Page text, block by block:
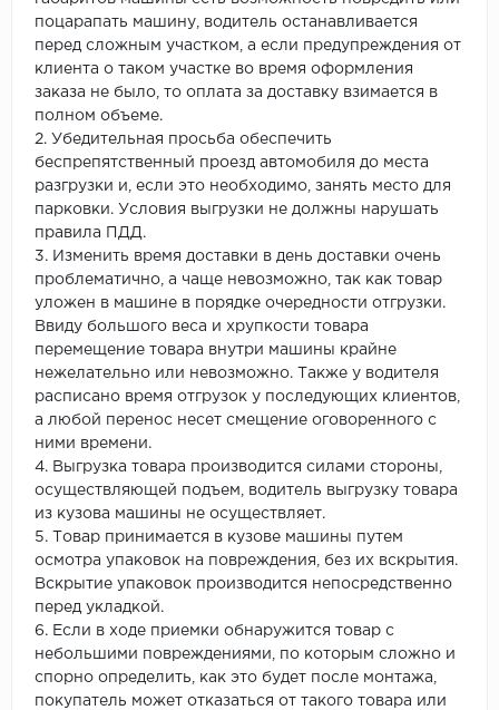
поцарапать машину, водитель останавливается
перед сложным участком, а если предупреждения от
клиента о таком участке во время оформления
заказа не было, то оплата за доставку взимается в
полном объеме.
2. Убедительная просьба обеспечить
беспрепятственный проезд автомобиля до места
разгрузки и, если это необходимо, занять место для
парковки. Условия выгрузки не должны нарушать
правила ПДД.
3. Изменить время доставки в день доставки очень
проблематично, а чаще невозможно, так как товар
уложен в машине в порядке очередности отгрузки.
Ввиду большого веса и хрупкости товара
перемещение товара внутри машины крайне
нежелательно или невозможно. Также у водителя
расписано время отгрузок у последующих клиентов,
а любой перенос несет смещение оговоренного с
ними времени.
4. Выгрузка товара производится силами стороны,
осуществляющей подъем, водитель выгрузку товара
из кузова машины не осуществляет.
5. Товар принимается в кузове машины путем
осмотра упаковок на повреждения, без их вскрытия.
Вскрытие упаковок производится непосредственно
перед укладкой.
6. Если в ходе приемки обнаружится товар с
небольшими повреждениями, по которым сложно и
спорно определить, как это будет после монтажа,
покупатель может отказаться от такого товара или